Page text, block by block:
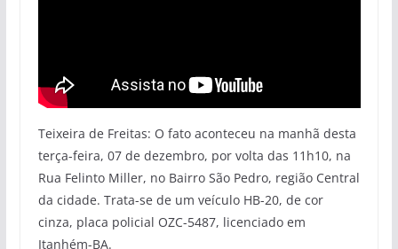
Teixeira de Freitas: O fato aconteceu na manhã desta
terça-feira, 07 de dezembro, por volta das 11h10, na
Rua Felinto Miller, no Bairro São Pedro, região Central
da cidade. Trata-se de um veículo HB-20, de cor
cinza, placa policial OZC-5487, licenciado em
Itanhém-BA.